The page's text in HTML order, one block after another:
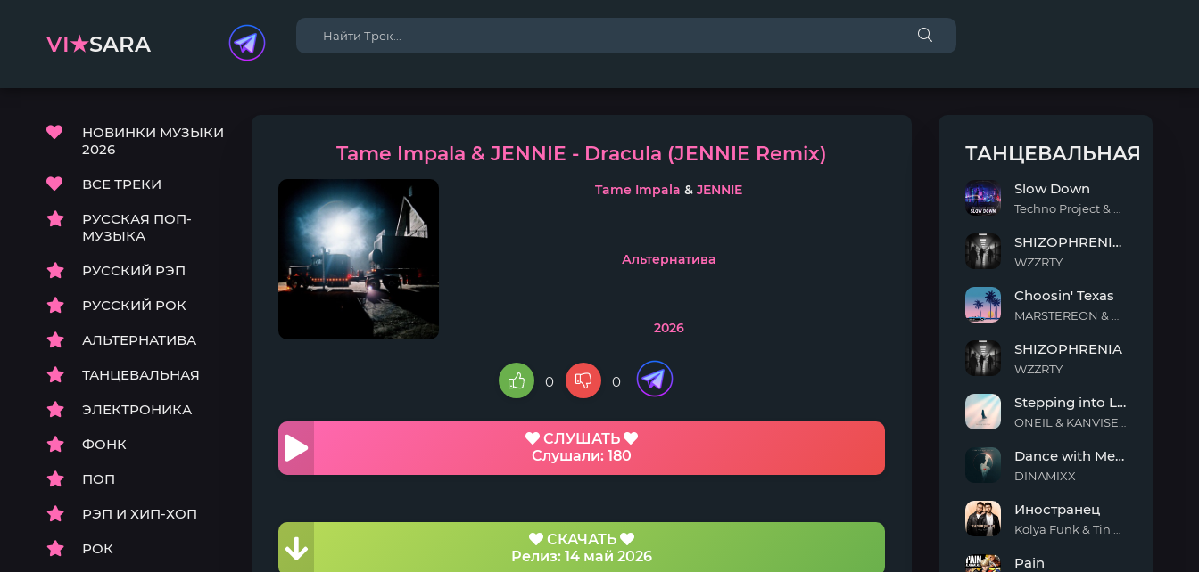
VI★SARA
НОВИНКИ МУЗЫКИ
2026
ВСЕ ТРЕКИ
РУССКАЯ ПОП-
МУЗЫКА
РУССКИЙ РЭП
РУССКИЙ РОК
АЛЬТЕРНАТИВА
ТАНЦЕВАЛЬНАЯ
ЭЛЕКТРОНИКА
ФОНК
ПОП
РЭП И ХИП-ХОП
РОК
Tame Impala & JENNIE - Dracula (JENNIE Remix)
Tame Impala & JENNIE
Альтернатива
2026
0 0
СЛУШАТЬ
Слушали: 180
СКАЧАТЬ
Релиз: 14 май 2026
ТАНЦЕВАЛЬНАЯ
Down
Slow Down
(Slowed)
SHIZOPHRENIA (Slowed)
WZZRTY
Texas
Choosin' Texas
SHIZOPHRENIA
WZZRTY
into
Light
Stepping into Light
with
Me
Dance with Me Tonight
DINAMIXX
Иностранец
Pain